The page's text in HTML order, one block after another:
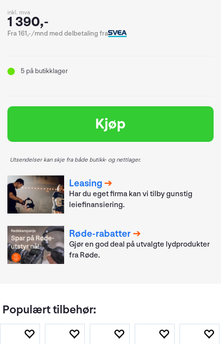
inkl. mva
1 390,-
Fra 161,-/mnd med delbetaling fra
5 på butikklager
Kjøp
Utsendelser kan skje fra både butikk- og nettlager.
Leasing
Har du eget firma kan vi tilby gunstig
leiefinansiering.
Røde-rabatter
Gjør en god deal på utvalgte lydprodukter
fra Røde.
Populært tilbehør: